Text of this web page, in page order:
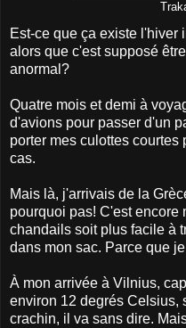
Est-ce que ça existe l'hiver
alors que c'est supposé
anormal?
Quatre mois et demi à
d'avions pour passer d'un
porter mes culottes courtes
cas.
Mais là, j'arrivais de la
pourquoi pas! C'est encore
chandails soit plus facile à
dans mon sac. Parce que
À mon arrivée à Vilnius,
environ 12 degrés Celsius,
crachin, il va sans dire.